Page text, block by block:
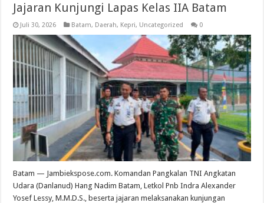
Jajaran Kunjungi Lapas Kelas IIA Batam
Juli 30, 2026 Batam, Daerah, Kepri, Uncategorized 0
Batam — Jambiekspose.com. Komandan Pangkalan TNI Angkatan
Udara (Danlanud) Hang Nadim Batam, Letkol Pnb Indra Alexander
Yosef Lessy, M.M.D.S., beserta jajaran melaksanakan kunjungan